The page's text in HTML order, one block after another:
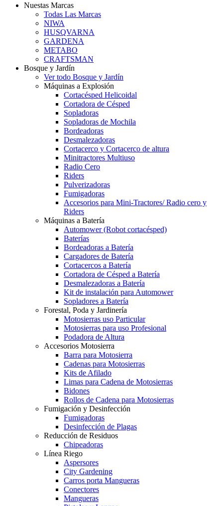
Nuestas Marcas
Todas Las Marcas
NIWA
HUSQVARNA
GARDENA
METABO
CRAFTSMAN
Bosque y Jardín
Ver todo Bosque y Jardín
Máquinas a Explosión
Cortacésped Helicoidal
Cortadora de Césped
Sopladoras
Sopladoras de Mochila
Bordeadoras
Desmalezadoras
Cortacerco y Cortacerco de altura
Minitractores Multiuso
Radio Cero
Riders
Pulverizadoras
Fumigadoras
Accesorios para Mini-Tractores/ Radio cero y
Riders
Máquinas a Batería
Automower (Robot cortacésped)
Baterías
Bordeadoras a Batería
Cargadores de Batería
Cortacercos a Batería
Cortadora de Césped a Batería
Desmalezadoras a Batería
Kit de instalación para Automower
Sopladores a Batería
Forestal, Poda y Jardinería
Motosierras uso Particular
Motosierras para uso Profesional
Podadora de Altura
Accesorios Motosierra
Barra para Motosierra
Cadenas para Motosierras
Kits de Afilado
Limas para Cadena de Motosierras
Bidones
Rollos de Cadena para Motosierras
Fumigación y Desinfección
Fumigadoras
Desinfección de Plagas
Reducción de Residuos
Chipeadoras
Línea Riego
Aspersores
City Gardening
Carros porta Mangueras
Conectores
Mangueras